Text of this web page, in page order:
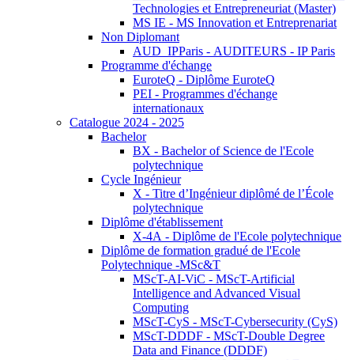
Technologies et Entrepreneuriat (Master)
MS IE - MS Innovation et Entreprenariat
Non Diplomant
AUD_IPParis - AUDITEURS - IP Paris
Programme d'échange
EuroteQ - Diplôme EuroteQ
PEI - Programmes d'échange
internationaux
Catalogue 2024 - 2025
Bachelor
BX - Bachelor of Science de l'Ecole
polytechnique
Cycle Ingénieur
X - Titre d’Ingénieur diplômé de l’École
polytechnique
Diplôme d'établissement
X-4A - Diplôme de l'Ecole polytechnique
Diplôme de formation gradué de l'Ecole
Polytechnique -MSc&T
MScT-AI-ViC - MScT-Artificial
Intelligence and Advanced Visual
Computing
MScT-CyS - MScT-Cybersecurity (CyS)
MScT-DDDF - MScT-Double Degree
Data and Finance (DDDF)